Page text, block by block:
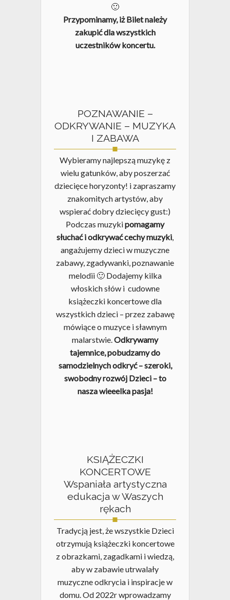
Brak produktów w koszyku.
Go To Shop
🙂
Przypominamy, iż Bilet należy
zakupić dla wszystkich
uczestników koncertu.
POZNAWANIE –
ODKRYWANIE – MUZYKA
I ZABAWA
Wybieramy najlepszą muzykę z
wielu gatunków, aby poszerzać
dziecięce horyzonty! i zapraszamy
znakomitych artystów, aby
wspierać dobry dziecięcy gust:)
Podczas muzykipomagamy
słuchać i odkrywać cechy muzyki,
angażujemy dzieci w muzyczne
zabawy, zgadywanki, poznawanie
melodii 🙂 Dodajemy kilka
włoskich słów i cudowne
książeczki koncertowe dla
wszystkich dzieci – przez zabawę
mówiące o muzyce i sławnym
malarstwie.Odkrywamy
tajemnice, pobudzamy do
samodzielnych odkryć – szeroki,
swobodny rozwój Dzieci – to
nasza wieeelka pasja!
KSIĄŻECZKI
KONCERTOWE
Wspaniała artystyczna
edukacja w Waszych
rękach
Tradycją jest, że wszystkie Dzieci
otrzymują książeczki koncertowe
z obrazkami, zagadkami i wiedzą,
aby w zabawie utrwalały
muzyczne odkrycia i inspiracje w
domu. Od 2022r wprowadzamy